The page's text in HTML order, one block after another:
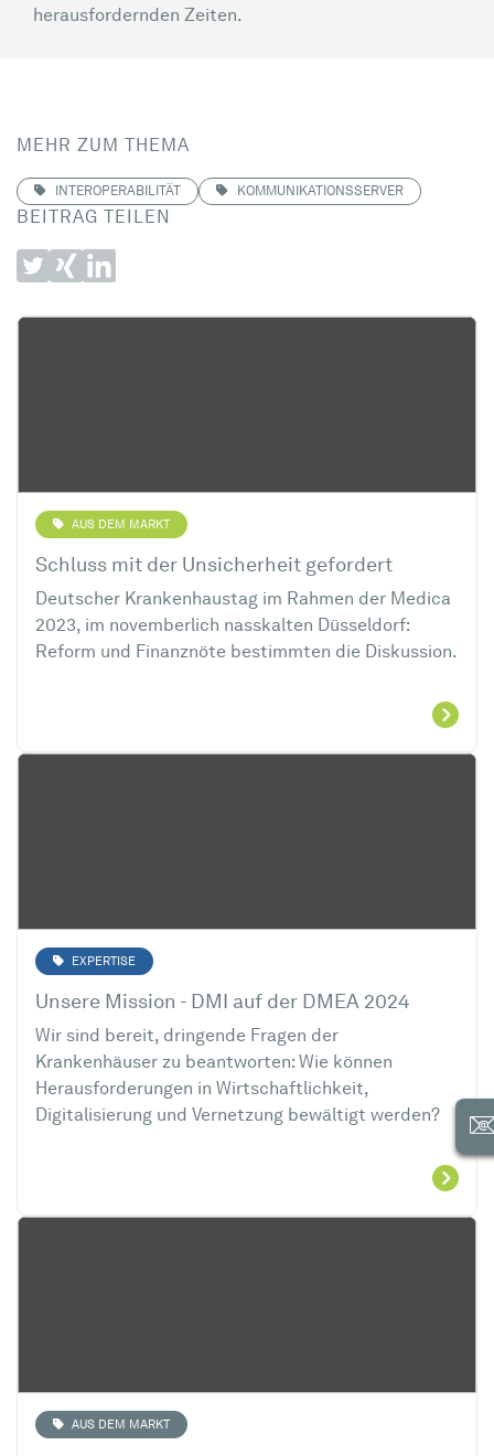
herausfordernden Zeiten.
MEHR ZUM THEMA
INTEROPERABILITÄT KOMMUNIKATIONSSERVER
BEITRAG TEILEN
AUS DEM MARKT
Schluss mit der Unsicherheit gefordert
Deutscher Krankenhaustag im Rahmen der Medica
2023, im novemberlich nasskalten Düsseldorf:
Reform und Finanznöte bestimmten die Diskussion.
EXPERTISE
Unsere Mission - DMI auf der DMEA 2024
Wir sind bereit, dringende Fragen der
Krankenhäuser zu beantworten: Wie können
Herausforderungen in Wirtschaftlichkeit,
Digitalisierung und Vernetzung bewältigt werden?
AUS DEM MARKT